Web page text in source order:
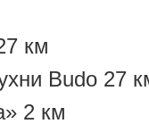
км
Budo 27
2 км